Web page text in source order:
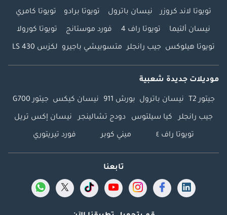
تويوتا لاند كروزر نيسان باترول تويوتا برادو تويوتا كامري
نيسان ألتيما تويوتا راف 4 فورد موستانج تويوتا كورولا
تويوتا هيلوكس جيب رانجلر متسوبيشي باجيرو لكزس LS 430
موديلات جديدة شعبية
جيتور T2 نيسان باترول بورش 911 نيسان كيكس جيتور G700
جيب رانجلر كيا سيلتوس دودج تشالينجر نيسان إكس تريل
تويوتا راف ٤ ميني كوبر فورد تيريتوري
تابعنا